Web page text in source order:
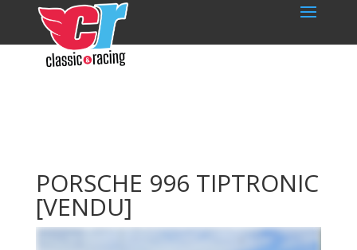
PORSCHE 996 TIPTRONIC
[VENDU]